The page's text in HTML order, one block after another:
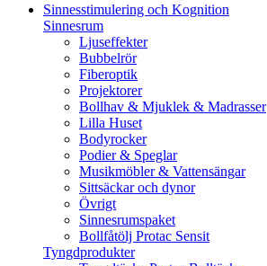
Sinnesstimulering och Kognition
Sinnesrum
Ljuseffekter
Bubbelrör
Fiberoptik
Projektorer
Bollhav & Mjuklek & Madrasser
Lilla Huset
Bodyrocker
Podier & Speglar
Musikmöbler & Vattensängar
Sittsäckar och dynor
Övrigt
Sinnesrumspaket
Bollfåtölj Protac Sensit
Tyngdprodukter